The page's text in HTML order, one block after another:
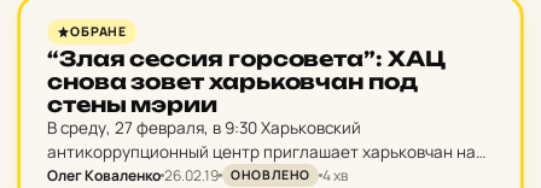
НОВИНИ ХАРКОВА
ОБРАНЕ
“Злая сессия гор­со­ве­та”: ХАЦ
снова зовет харь­ков­чан под
стены мэрии
В среду, 27 февраля, в 9:30 Харьковский
антикоррупционный центр приглашает харьковчан на
"Злу сессию горсовета". Главное требование в
Олег Коваленко26.02.19 ОНОВЛЕНО 4 хв